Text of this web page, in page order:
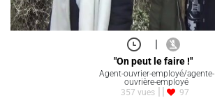
|
"On peut le faire !"
Agent-ouvrier-employé/agente-
ouvrière-employé
357 vues
97